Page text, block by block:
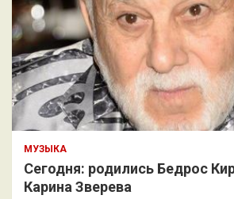
МУЗЫКА
Сегодня: родились Бедрос
Карина Зверева